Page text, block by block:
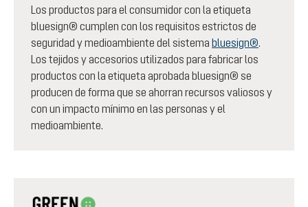
Los productos para el consumidor con la etiqueta
bluesign® cumplen con los requisitos estrictos de
seguridad y medioambiente del sistema bluesign®
Los tejidos y accesorios utilizados para fabricar los
productos con la etiqueta aprobada bluesign® se
producen de forma que se ahorran recursos valiosos y
con un impacto mínimo en las personas y el
medioambiente.